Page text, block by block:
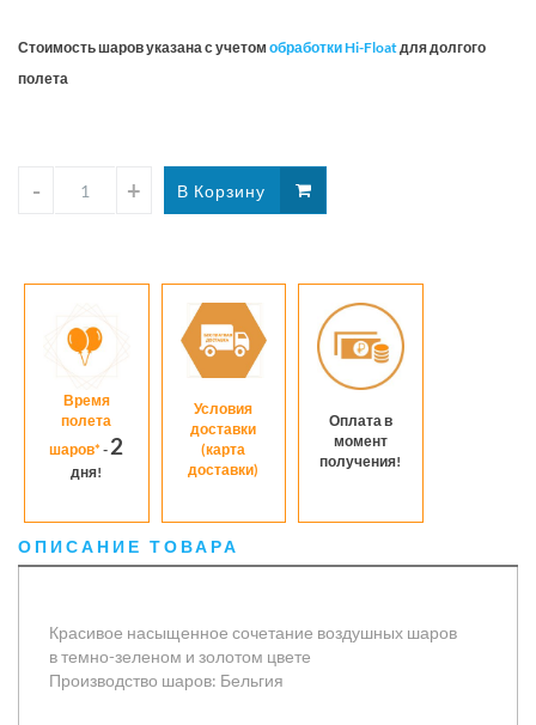
Стоимость шаров указана с учетом обработки Hi-Floatдля долгого
полета
Время
полета
шаров*- 2
дня!
Условия
доставки
(карта
доставки)
Оплата в
момент
получения!
ОПИСАНИЕ ТОВАРА
Красивое насыщенное сочетание воздушных шаров
в темно-зеленом и золотом цвете
Производство шаров: Бельгия